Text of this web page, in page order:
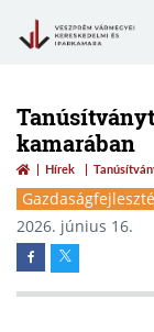
kamarában
Hírek
2026. június 16.